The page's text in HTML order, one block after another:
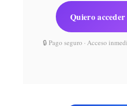
Quiero
🔒 Pago seguro · Acceso